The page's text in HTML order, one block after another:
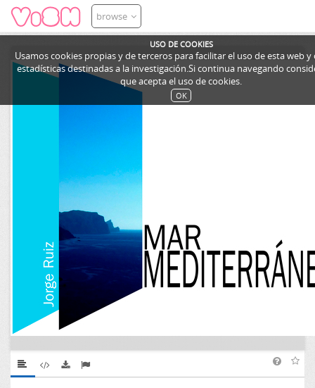
USO DE COOKIES
Usamos cookies propias y de terceros para facilitar el uso de esta web
estadísticas destinadas a la investigación.Si continua navegando
que acepta el uso de cookies.
OK
browse